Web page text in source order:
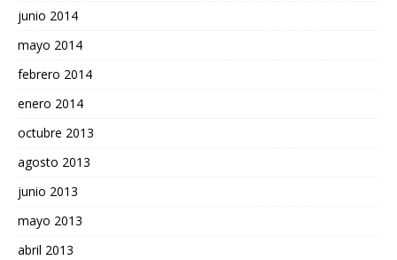
junio 2014
mayo 2014
febrero 2014
enero 2014
octubre 2013
agosto 2013
junio 2013
mayo 2013
abril 2013